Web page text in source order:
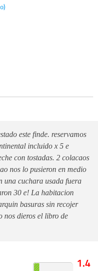
este finde. reservamos
incluido x 5 e
con tostadas. 2 colacaos
nos lo pusieron en medio
una cuchara usada fuera
30 e! La habitacion
basuras sin recojer
nos dieros el libro de
1.4